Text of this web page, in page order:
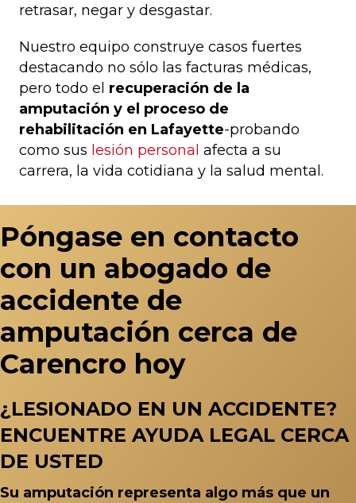
retrasar, negar y desgastar.
Nuestro equipo construye casos fuertes
destacando no sólo las facturas médicas,
pero todo el recuperación de la
amputación y el proceso de
rehabilitación en Lafayette-probando
como sus lesión personal afecta a su
carrera, la vida cotidiana y la salud mental.
Póngase en contacto
con un abogado de
accidente de
amputación cerca de
Carencro hoy
¿LESIONADO EN UN ACCIDENTE?
ENCUENTRE AYUDA LEGAL CERCA
DE USTED
Su amputación representa algo más que un